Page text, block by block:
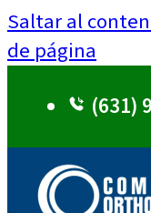
Saltar al
de página
(631)